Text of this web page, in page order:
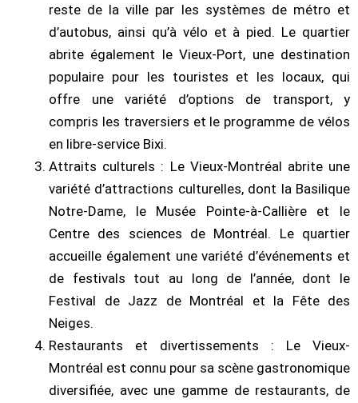
reste de la ville par les systèmes de métro et
d’autobus, ainsi qu’à vélo et à pied. Le quartier
abrite également le Vieux-Port, une destination
populaire pour les touristes et les locaux, qui
offre une variété d’options de transport, y
compris les traversiers et le programme de vélos
en libre-service Bixi.
Attraits culturels : Le Vieux-Montréal abrite une
variété d’attractions culturelles, dont la Basilique
Notre-Dame, le Musée Pointe-à-Callière et le
Centre des sciences de Montréal. Le quartier
accueille également une variété d’événements et
de festivals tout au long de l’année, dont le
Festival de Jazz de Montréal et la Fête des
Neiges.
Restaurants et divertissements : Le Vieux-
Montréal est connu pour sa scène gastronomique
diversifiée, avec une gamme de restaurants, de